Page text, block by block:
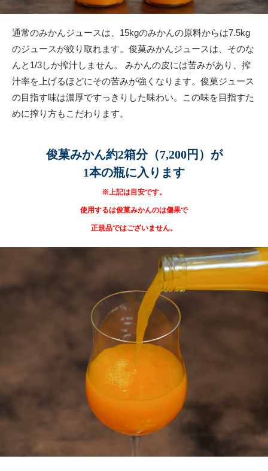
通常のみかんジュースは、15kgのみかんの原料からは7.5kg
のジュースが絞り取れます。俊菓みかんジュースは、そのな
んと1/3しか搾汁しません。 みかんの皮には苦みがあり、搾
汁率を上げるほどにその苦みが強くなります。俊菓ジュース
の目指す味は濃厚ですっきりした味わい。この味を目指すた
めに搾り方もこだわります。
俊菓みかん約2箱分（7,200円）が
1本の瓶に入ります
※上記は目安です。
使用するは俊菓みかんのは傷果で
正規品ではございません。